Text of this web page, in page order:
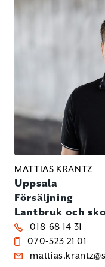
MATTIAS KRANTZ
Uppsala
Försäljning
Lantbruk och
018-68 14 31
070-523 21 01